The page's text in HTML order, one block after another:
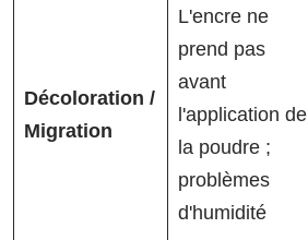
Décoloration /
Migration
L'encre ne
prend pas
avant
l'application de
la poudre ;
problèmes
d'humidité